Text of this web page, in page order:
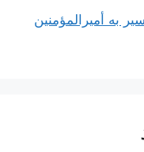
به أميرالمؤمنين